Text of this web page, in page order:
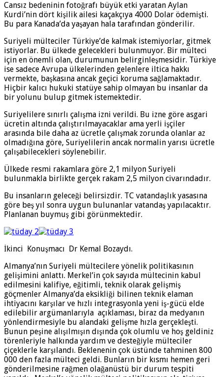
Cansız bedeninin fotoğrafı büyük etki yaratan Aylan
Kurdi’nin dört kişilik ailesi kaçakçıya 4000 Dolar ödemişti.
Bu para Kanada’da yaşayan hala tarafından gönderilir.
Suriyeli mülteciler Türkiye’de kalmak istemiyorlar, gitmek
istiyorlar. Bu ülkede gelecekleri bulunmuyor. Bir mülteci
için en önemli olan, durumunun belirginleşmesidir. Türkiye
ise sadece Avrupa ülkelerinden gelenlere iltica hakkı
vermekte, başkasına ancak geçici koruma sağlamaktadır.
Hiçbir kalıcı hukuki statüye sahip olmayan bu insanlar da
bir yolunu bulup gitmek istemektedir.
Suriyelilere sınırlı çalışma izni verildi. Bu izne göre asgari
ücretin altında çalıştırılmayacaklar ama yerli işçiler
arasında bile daha az ücretle çalışmak zorunda olanlar az
olmadığına göre, Suriyelilerin ancak normalin yarısı ücretle
çalışabilecekleri söylenebilir.
Ülkede resmi rakamlara göre 2,1 milyon Suriyeli
bulunmakla birlikte gerçek rakam 2,5 milyon civarındadır.
Bu insanların geleceği belirsizdir. TC vatandaşlık yasasına
göre beş yıl sonra uygun bulunanlar vatandaş yapılacaktır.
Planlanan buymuş gibi görünmektedir.
İkinci Konuşmacı Dr Kemal Bozaydı.
Almanya’nın Suriyeli mültecilere yönelik politikasının
gelişimini anlattı. Merkel’in çok sayıda mültecinin kabul
edilmesini kalifiye, eğitimli, teknik olarak gelişmiş
göçmenler Almanya’da eksikliği bilinen teknik elaman
ihtiyacını karşılar ve hızlı integrasyonla yeni iş-gücü elde
edilebilir argümanlarıyla açıklaması, biraz da medyanın
yönlendirmesiyle bu alandaki gelişme hızla gerçekleşti.
Bunun peşine alışılmışın dışında çok olumlu ve hoş geldiniz
törenleriyle halkında yardım ve desteğiyle mülteciler
çiçeklerle karşılandı. Beklenenin çok üstünde tahminen 800
000 den fazla mülteci geldi. Bunların bir kısmı hemen geri
gönderilmesine rağmen olağanüstü bir durum tespiti